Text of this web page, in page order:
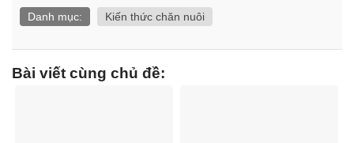
Danh mục: Kiến thức chăn nuôi
Bài viết cùng chủ đề: